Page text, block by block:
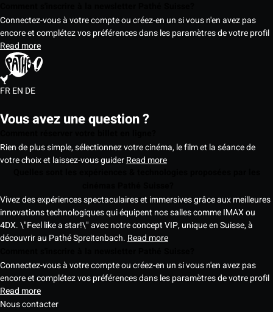
Connectez-vous à votre compte ou créez-en un si vous n'en avez pas
encore et complétez vos préférences dans les paramètres de votre profil
Read more
FREN DE
Vous avez une question ?
Rien de plus simple, sélectionnez votre cinéma, le film et la séance de
votre choix et laissez-vous guiderRead more
Vivez des expériences spectaculaires et immersives grâce aux meilleures
innovations technologiques qui équipent nos salles comme IMAX ou
4DX. \"Feel like a star!\" avec notre concept VIP, unique en Suisse, à
découvrir au Pathé Spreitenbach. Read more
Connectez-vous à votre compte ou créez-en un si vous n'en avez pas
encore et complétez vos préférences dans les paramètres de votre profil
Read more
Nous contacter